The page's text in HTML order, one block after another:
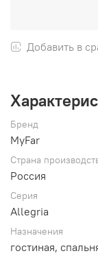
Добавить в
Бренд
MyFar
Страна
Россия
Серия
Allegria
Назначения
гостиная,